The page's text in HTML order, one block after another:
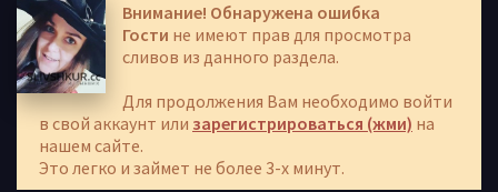
Внимание! Обнаружена ошибка
Гости не имеют прав для просмотра
сливов из данного раздела.
Для продолжения Вам необходимо войти
в свой аккаунт или зарегистрироваться (жми) на
нашем сайте.
Это легко и займет не более 3-х минут.